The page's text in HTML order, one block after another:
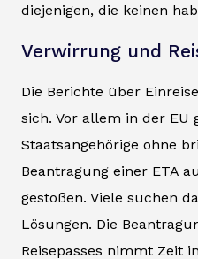
diejenigen, die keinen
Verwirrung und
Die Berichte über
sich. Vor allem in der EU
Staatsangehörige ohne
Beantragung einer ETA
gestoßen. Viele suchen
Lösungen. Die
Reisepasses nimmt Zeit